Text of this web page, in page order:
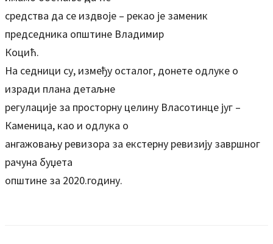
средства да се издвоје – рекао је заменик
председника општине Владимир
Коцић.
На седници су, између осталог, донете одлуке о
изради плана детаљне
регулације за просторну целину Власотинце југ –
Каменица, као и одлука о
ангажовању ревизора за екстерну ревизију завршног
рачуна буџета
општине за 2020.годину.